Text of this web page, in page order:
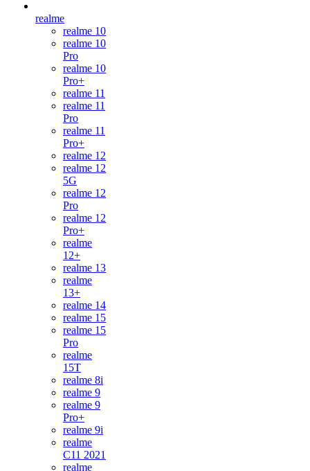
realme
realme 10
realme 10
Pro
realme 10
Pro+
realme 11
realme 11
Pro
realme 11
Pro+
realme 12
realme 12
5G
realme 12
Pro
realme 12
Pro+
realme
12+
realme 13
realme
13+
realme 14
realme 15
realme 15
Pro
realme
15T
realme 8i
realme 9
realme 9
Pro+
realme 9i
realme
C11 2021
realme